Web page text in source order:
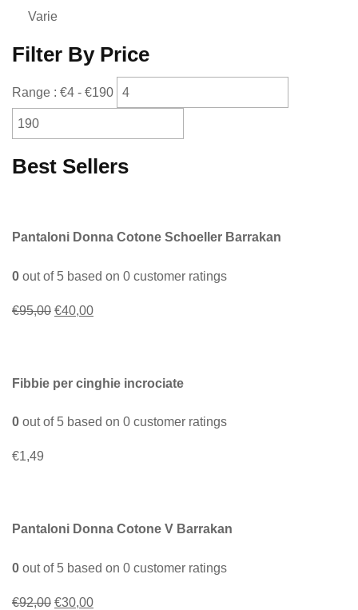
Varie
Filter By Price
Range : €4 - €190
Best Sellers
Pantaloni Donna Cotone Schoeller Barrakan
0 out of 5 based on 0 customer ratings
€95,00 Il
€40,00Il
Fibbie per cinghie incrociate
0 out of 5 based on 0 customer ratings
€1,49
Pantaloni Donna Cotone V Barrakan
0 out of 5 based on 0 customer ratings
€92,00 Il
€30,00Il